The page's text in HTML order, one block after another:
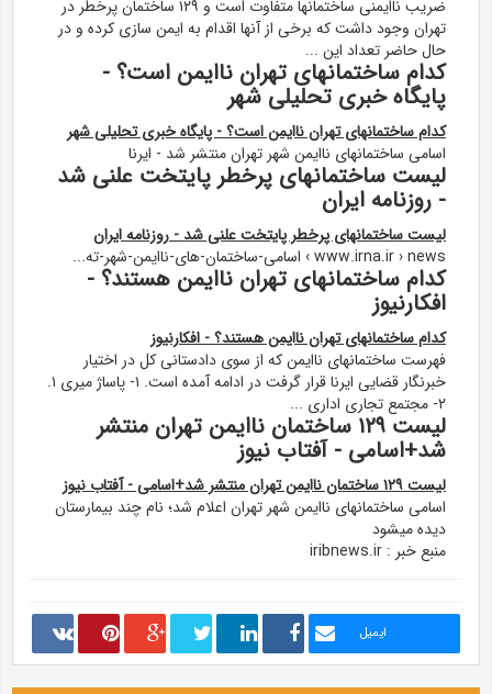
ضریب ناایمنی ساختمانها متفاوت است و ۱۲۹ ساختمان پرخطر در
تهران وجود داشت که برخی از آنها اقدام به ایمن سازی کرده و در
حال حاضر تعداد این ...
کدام ساختمانهای تهران ناایمن است؟ -
پایگاه خبری تحلیلی شهر
کدام ساختمانهای تهران ناایمن است؟ - پایگاه خبری تحلیلی شهر
اسامی ساختمانهای ناایمن شهر تهران منتشر شد - ایرنا
لیست ساختمانهای پرخطر پایتخت علنی شد
- روزنامه ایران
لیست ساختمانهای پرخطر پایتخت علنی شد - روزنامه ایران
www.irna.ir › news › اسامی-ساختمان-های-ناایمن-شهر-ته...
کدام ساختمانهای تهران ناایمن هستند؟ -
افکارنیوز
کدام ساختمانهای تهران ناایمن هستند؟ - افکارنیوز
فهرست ساختمانهای ناایمن که از سوی دادستانی کل در اختیار
خبرنگار قضایی ایرنا قرار گرفت در ادامه آمده است. ۱- پاساژ میری ۱.
۲- مجتمع تجاری اداری ...
لیست ۱۲۹ ساختمان ناایمن تهران منتشر
شد+اسامی - آفتاب نیوز
لیست ۱۲۹ ساختمان ناایمن تهران منتشر شد+اسامی - آفتاب نیوز
اسامی ساختمانهای ناایمن شهر تهران اعلام شد؛ نام چند بیمارستان
دیده میشود
منبع خبر : iribnews.ir
ایمیل